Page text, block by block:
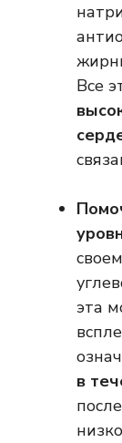
Все
эта
в